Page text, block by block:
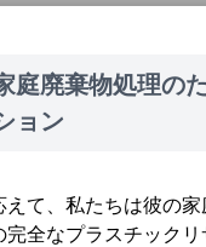
庭廃棄物処理の
ョン
て、私たちは彼の
完全なプラスチック